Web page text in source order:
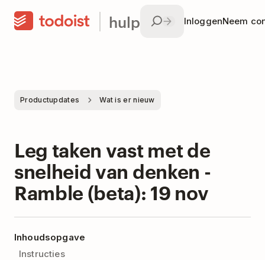
hulp InloggenNeem
Productupdates Wat is er nieuw
Leg taken vast met de
snelheid van denken -
Ramble (beta): 19 nov
Inhoudsopgave
Instructies